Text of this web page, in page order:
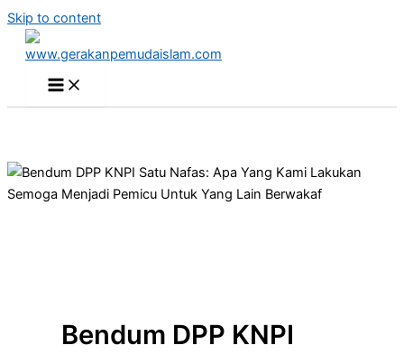
Skip to content
Bendum DPP KNPI